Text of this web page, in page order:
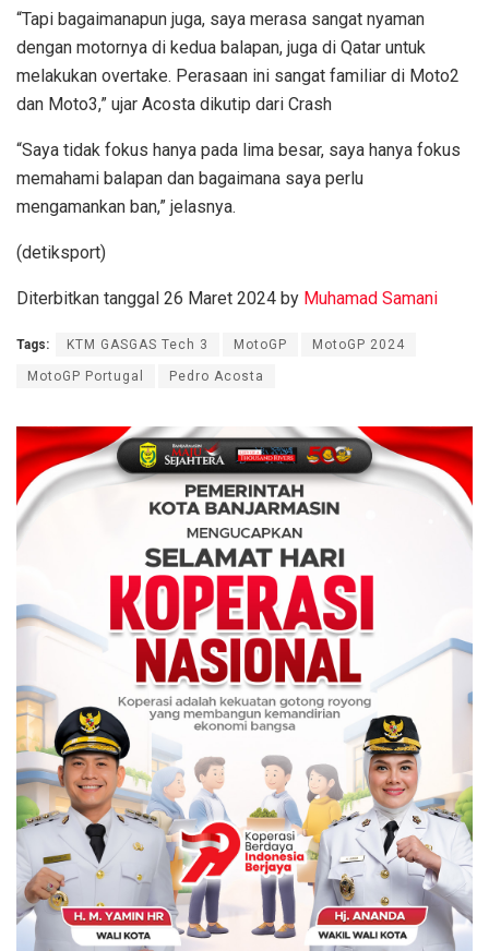
“Tapi bagaimanapun juga, saya merasa sangat nyaman
dengan motornya di kedua balapan, juga di Qatar untuk
melakukan overtake. Perasaan ini sangat familiar di Moto2
dan Moto3,” ujar Acosta dikutip dari Crash
“Saya tidak fokus hanya pada lima besar, saya hanya fokus
memahami balapan dan bagaimana saya perlu
mengamankan ban,” jelasnya.
(detiksport)
Diterbitkan tanggal 26 Maret 2024 by Muhamad Samani
Tags: KTM GASGAS Tech 3 MotoGP MotoGP 2024
MotoGP Portugal Pedro Acosta